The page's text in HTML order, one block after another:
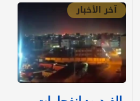
آخر الأخبار